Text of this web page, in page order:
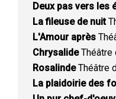
Deux pas vers les
La fileuse de nuit
L'Amour après
ChrysalideThéâtre
RosalindeThéâtre
La plaidoirie des